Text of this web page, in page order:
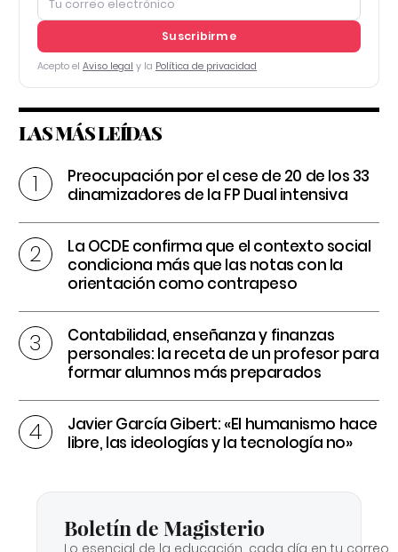
Suscribirme
Acepto el Aviso legal y la Política de privacidad
LAS MÁS LEÍDAS
Preocupación por el cese de 20 de los 33
dinamizadores de la FP Dual intensiva
La OCDE confirma que el contexto social
condiciona más que las notas con la
orientación como contrapeso
Contabilidad, enseñanza y finanzas
personales: la receta de un profesor para
formar alumnos más preparados
Javier García Gibert: «El humanismo hace
libre, las ideologías y la tecnología no»
Boletín de Magisterio